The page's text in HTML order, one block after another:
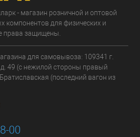
- магазин розничной и оптовой
компонентов для физических и
права защищены.
для самовывоза: 109341 г.
49 (с нежилой стороны правый
(последний вагон из
00